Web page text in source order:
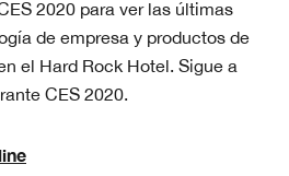
2020 para ver las últimas
de empresa y productos de
el Hard Rock Hotel. Sigue a
CES 2020.